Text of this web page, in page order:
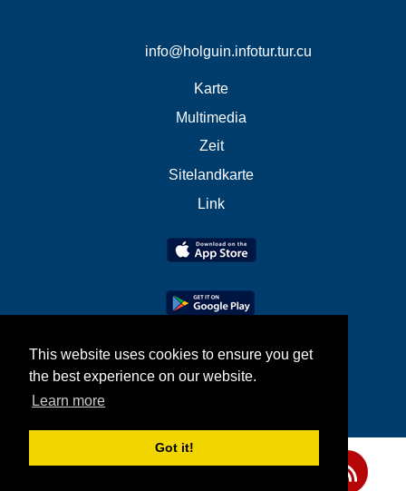
This website uses cookies to ensure you get
the best experience on our website.
Learn more
Got it!
Teilen Sie uns Ihre Meinung
info@holguin.infotur.tur.cu
Karte
Multimedia
Zeit
Sitelandkarte
Link